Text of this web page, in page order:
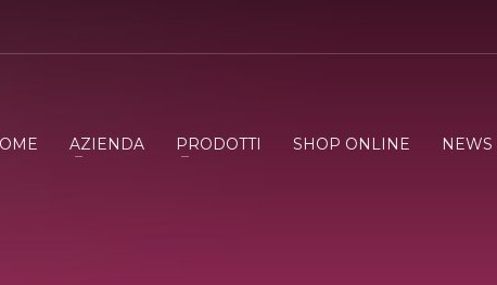
AZIENDA PRODOTTI SHOP ONLINE NEWS